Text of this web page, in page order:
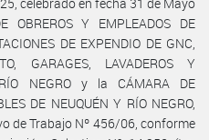
Y EMPLEADOS DE
DE EXPENDIO DE GNC,
GARAGES, LAVADEROS Y
NEGRO y la CÁMARA DE
DE NEUQUÉN Y RÍO NEGRO,
de Trabajo Nº 456/06, conforme